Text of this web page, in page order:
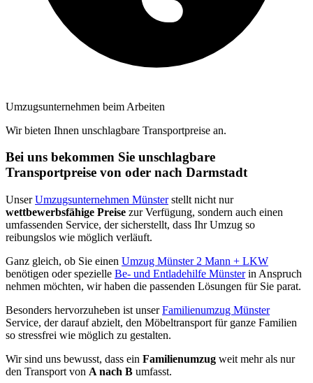
Umzugsunternehmen beim Arbeiten
Wir bieten Ihnen unschlagbare Transportpreise an.
Bei uns bekommen Sie unschlagbare
Transportpreise von oder nach Darmstadt
UnserUmzugsunternehmen Münsterstellt nicht nur
wettbewerbsfähige Preise zur Verfügung, sondern auch einen
umfassenden Service, der sicherstellt, dass Ihr Umzug so
reibungslos wie möglich verläuft.
Ganz gleich, ob Sie einen Umzug Münster 2 Mann + LKW
benötigen oder spezielle Be- und Entladehilfe Münsterin Anspruch
nehmen möchten, wir haben die passenden Lösungen für Sie parat.
Besonders hervorzuheben ist unserFamilienumzug Münster
Service, der darauf abzielt, den Möbeltransport für ganze Familien
so stressfrei wie möglich zu gestalten.
Wir sind uns bewusst, dass ein Familienumzug weit mehr als nur
den Transport von A nach B umfasst.